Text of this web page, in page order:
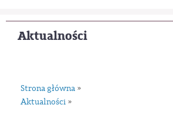
Aktualności
Strona główna »
Aktualności »